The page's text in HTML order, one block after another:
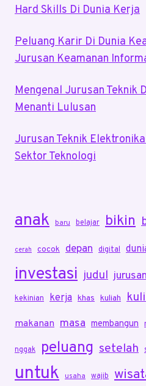
Hard Skills Di Dunia Kerja
Peluang Karir Di Dunia
Jurusan Keamanan
Mengenal Jurusan Teknik
Menanti Lulusan
Jurusan Teknik
Sektor Teknologi
anak baru belajar bikin
cerah cocok depan digital
investasi judul
kekinian kerja khas kuliah
makanan masa membangun
nggak peluang setelah
untuk usaha wajib